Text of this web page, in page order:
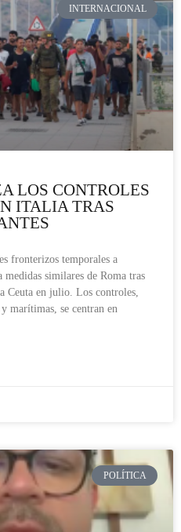
INTERNACIONAL
LOS CONTROLES
ITALIA TRAS
fronterizos temporales a
similares de Roma tras
Ceuta en julio. Los controles,
marítimas, se centran en
POLÍTICA